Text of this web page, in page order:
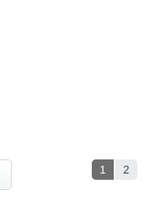
1 2